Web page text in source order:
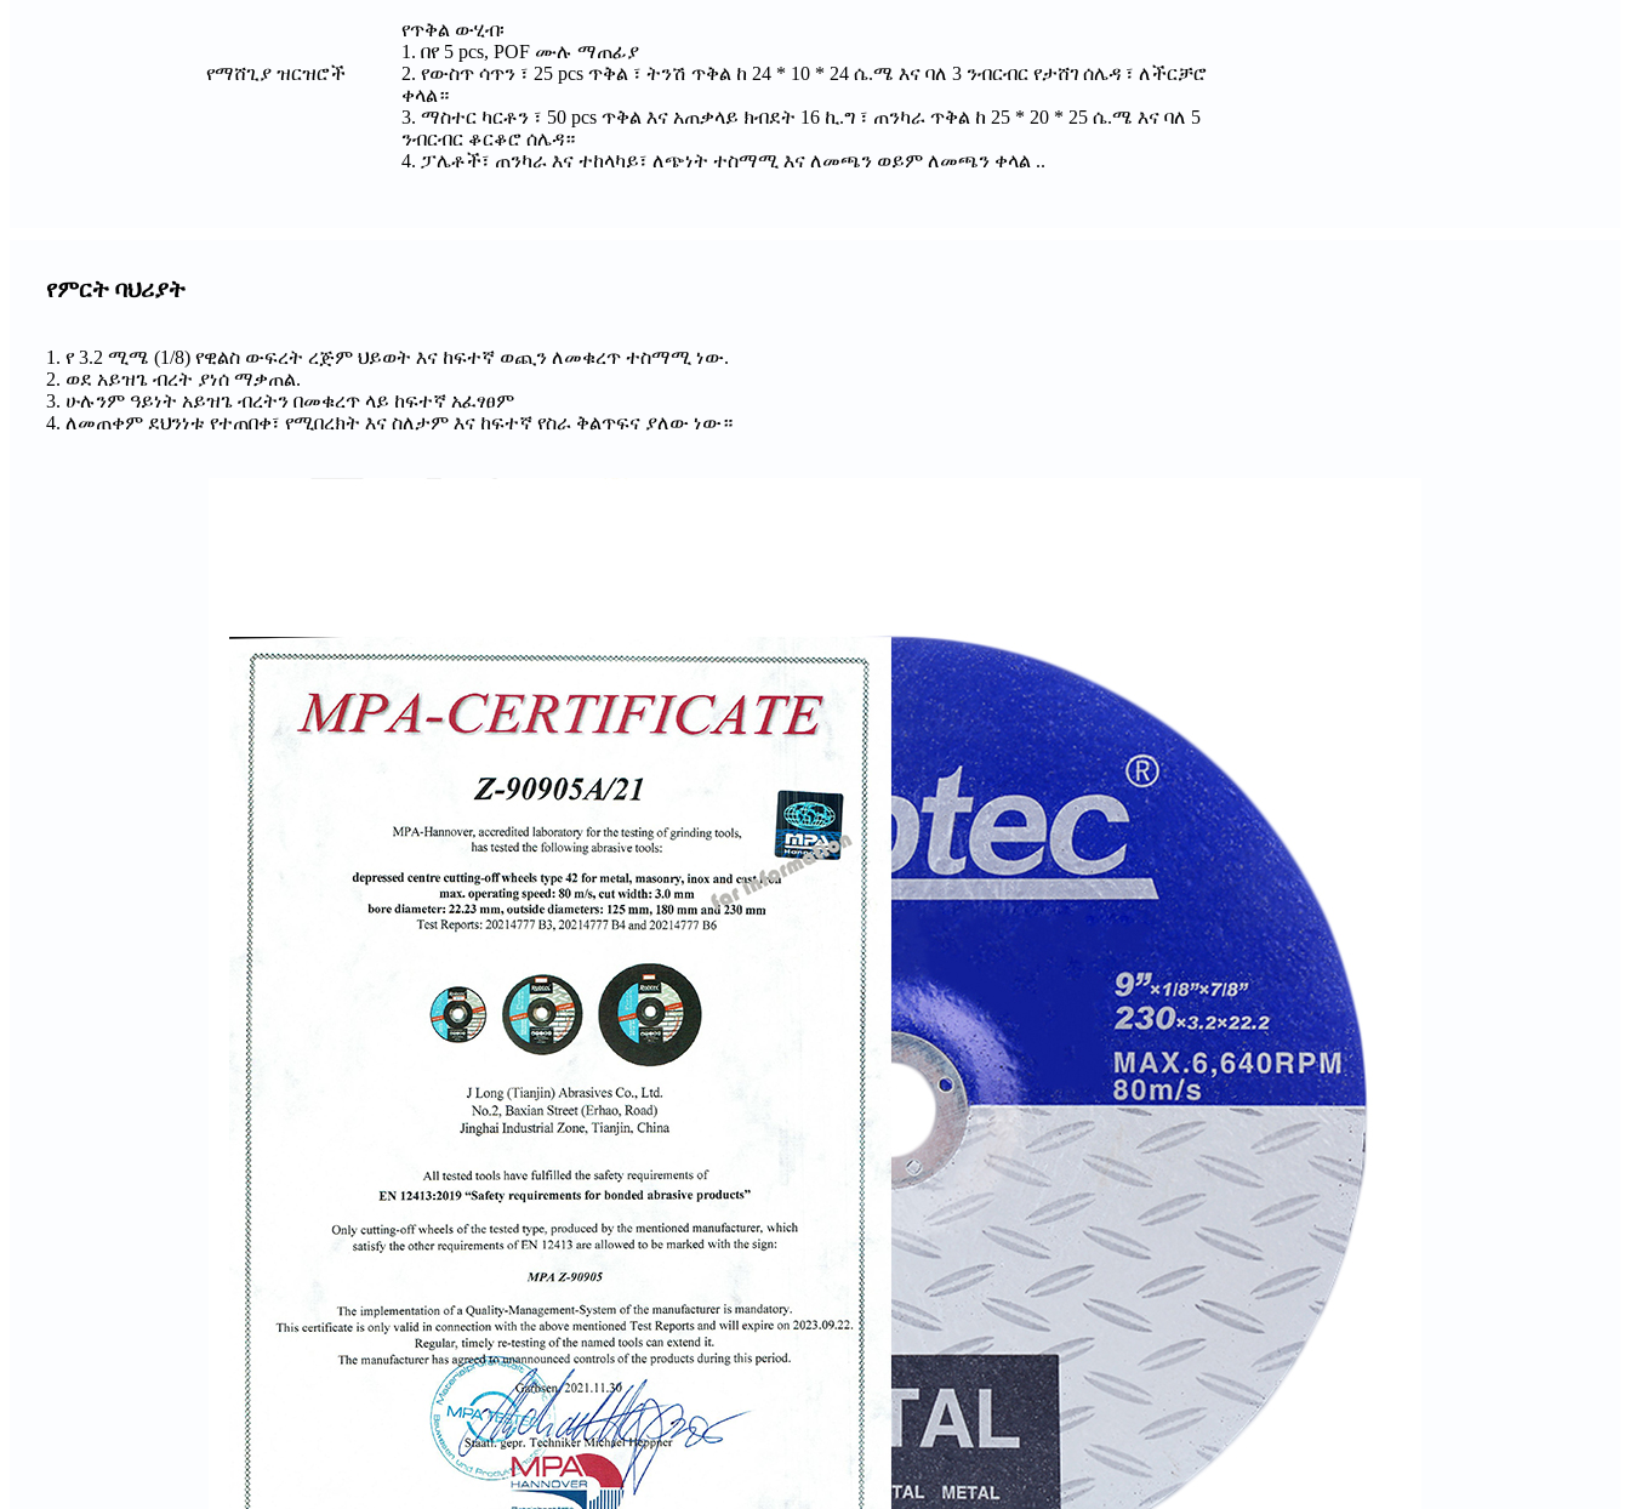
የማሸጊያ ዝርዝሮች
የጥቅል ውሂብ፡
1. በየ 5 pcs, POF ሙሉ ማጠፊያ
2. የውስጥ ሳጥን ፣ 25 pcs ጥቅል ፣ ትንሽ ጥቅል ከ 24 * 10 * 24 ሴ.ሜ እና ባለ 3 ንብርብር የታሸገ ሰሌዳ ፣ ለችርቻሮ
ቀላል።
3. ማስተር ካርቶን ፣ 50 pcs ጥቅል እና አጠቃላይ ክብደት 16 ኪ.ግ ፣ ጠንካራ ጥቅል ከ 25 * 20 * 25 ሴ.ሜ እና ባለ 5
ንብርብር ቆርቆሮ ሰሌዳ።
4. ፓሌቶች፣ ጠንካራ እና ተከላካይ፣ ለጭነት ተስማሚ እና ለመጫን ወይም ለመጫን ቀላል ..
የምርት ባህሪያት
1. የ 3.2 ሚሜ (1/8) የዊልስ ውፍረት ረጅም ህይወት እና ከፍተኛ ወጪን ለመቁረጥ ተስማሚ ነው.
2. ወደ አይዝጌ ብረት ያነሰ ማቃጠል.
3. ሁሉንም ዓይነት አይዝጌ ብረትን በመቁረጥ ላይ ከፍተኛ አፈፃፀም
4. ለመጠቀም ደህንነቱ የተጠበቀ፣ የሚበረክት እና ስለታም እና ከፍተኛ የስራ ቅልጥፍና ያለው ነው።